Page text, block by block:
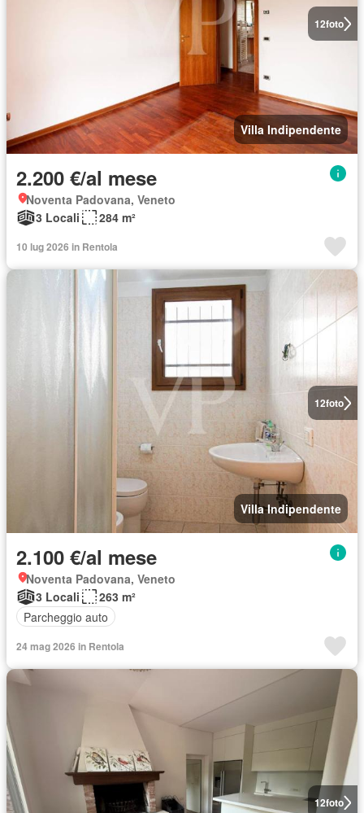
12foto
Villa Indipendente
2.200 €/al mese
Noventa Padovana, Veneto
3 Locali
284 m²
10 lug 2026 in Rentola
12foto
Villa Indipendente
2.100 €/al mese
Noventa Padovana, Veneto
3 Locali
263 m²
Parcheggio auto
24 mag 2026 in Rentola
12foto